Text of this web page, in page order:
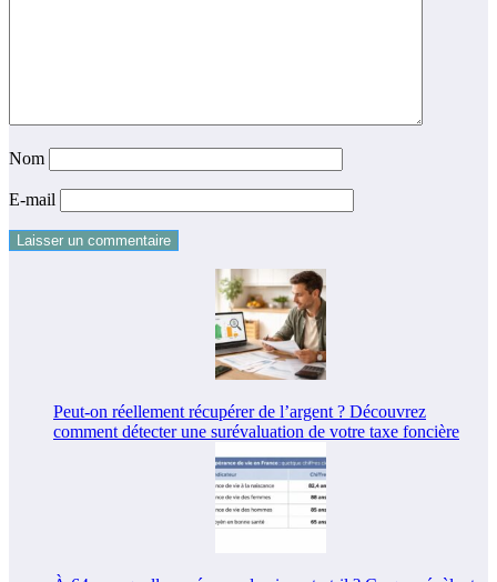
Nom
E-mail
Peut-on réellement récupérer de l’argent ? Découvrez
comment détecter une surévaluation de votre taxe foncière